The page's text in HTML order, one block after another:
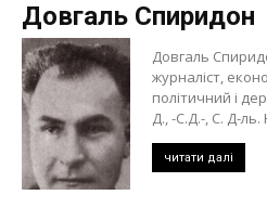
Довгаль Спиридон
Довгаль
журналіст,
політичний і
Д., -С.Д.-, С. Д-ль.
читати далі